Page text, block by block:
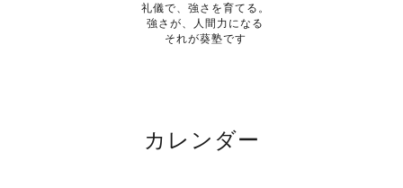
礼儀で、強さを育てる。
強さが、人間力になる
それが葵塾です
カレンダー